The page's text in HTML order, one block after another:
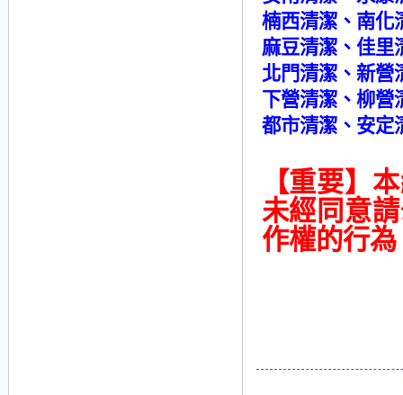
楠西清潔、南化
麻豆清潔、佳里
北門清潔、新營
下營清潔、柳營
都市清潔、安定
【重要】
未經同意
作權的行